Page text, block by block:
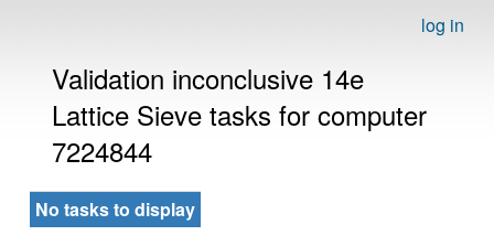
log in
Validation inconclusive 14e
Lattice Sieve tasks for computer
7224844
No tasks to display